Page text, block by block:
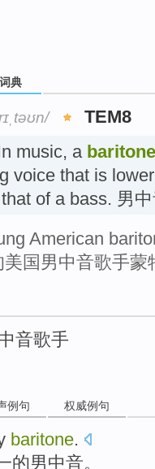
典
TEM8
music, a baritone
voice that is
of a bass. 男
American
国男中音歌手蒙
音歌手
例句 权威例句
baritone.
的男中音。